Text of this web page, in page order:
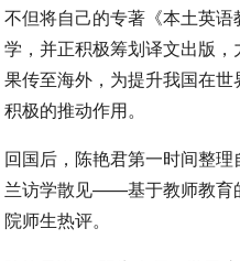
不但将自己的专著《本土英
学，并正积极筹划译文出版
果传至海外，为提升我国在
积极的推动作用。
回国后，陈艳君第一时间整
兰访学散见——基于教师教育
院师生热评。